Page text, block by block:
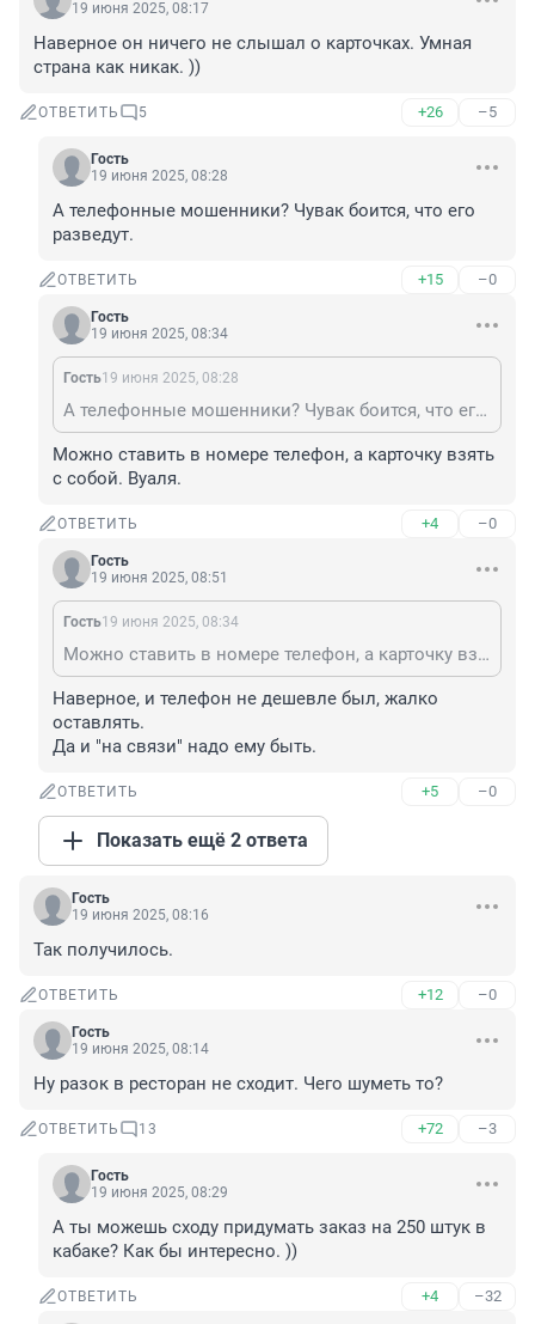
19 июня 2025, 08:17
Наверное он ничего не слышал о карточках. Умная
страна как никак. ))
ОТВЕТИТЬ 5 +26 –5
Гость
19 июня 2025, 08:28
А телефонные мошенники? Чувак боится, что его
разведут.
ОТВЕТИТЬ +15 –0
Гость
19 июня 2025, 08:34
Гость19 июня 2025, 08:28
А телефонные мошенники? Чувак боится, что его разведут.
Можно ставить в номере телефон, а карточку взять
с собой. Вуаля.
ОТВЕТИТЬ +4 –0
Гость
19 июня 2025, 08:51
Гость19 июня 2025, 08:34
Можно ставить в номере телефон, а карточку взять с собой. Вуаля.
Наверное, и телефон не дешевле был, жалко
оставлять.
Да и "на связи" надо ему быть.
ОТВЕТИТЬ +5 –0
Показать ещё 2 ответа
Гость
19 июня 2025, 08:16
Так получилось.
ОТВЕТИТЬ +12 –0
Гость
19 июня 2025, 08:14
Ну разок в ресторан не сходит. Чего шуметь то?
ОТВЕТИТЬ 13 +72 –3
Гость
19 июня 2025, 08:29
А ты можешь сходу придумать заказ на 250 штук в
кабаке? Как бы интересно. ))
ОТВЕТИТЬ +4 –32